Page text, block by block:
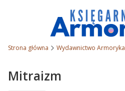
Strona główna Wydawnictwo Armoryka
Mitraizm